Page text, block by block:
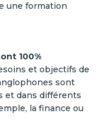
une formation
100%
et objectifs de
sont
et dans différents
la finance ou